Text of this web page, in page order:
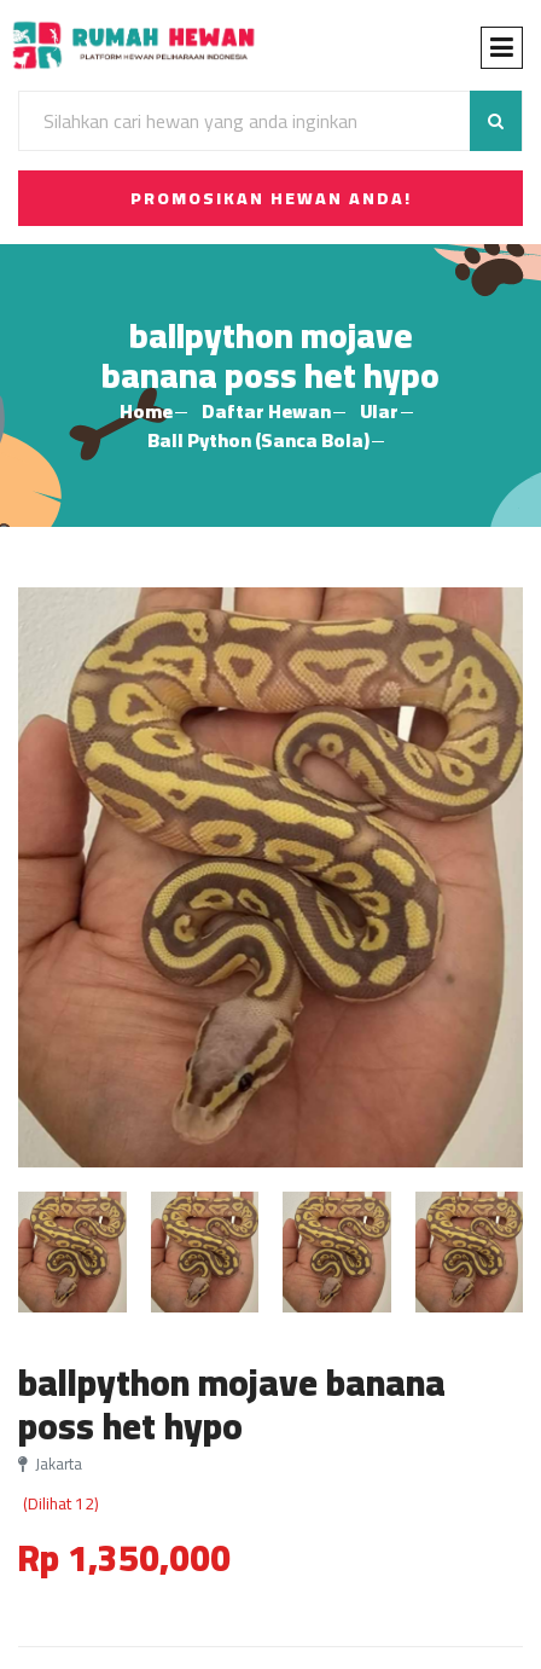
PROMOSIKAN HEWAN ANDA!
ballpython mojave
banana poss het hypo
Home Daftar Hewan
Ular
Ball Python (Sanca Bola)
ballpython mojave banana
poss het hypo
Jakarta
(Dilihat 12)
Rp 1,350,000